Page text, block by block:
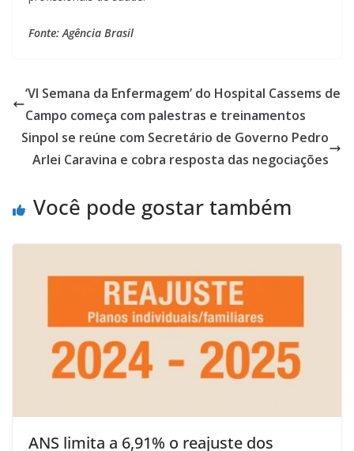
Fonte: Agência Brasil
‘VI Semana da Enfermagem’ do Hospital Cassems de
Campo começa com palestras e treinamentos
Sinpol se reúne com Secretário de Governo Pedro
Arlei Caravina e cobra resposta das negociações
Você pode gostar também
ANS limita a 6,91% o reajuste dos